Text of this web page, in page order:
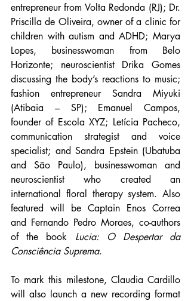
entrepreneur from Volta Redonda (RJ); Dr.
Priscilla de Oliveira, owner of a clinic for
children with autism and ADHD; Marya
Lopes, businesswoman from Belo
Horizonte; neuroscientist Drika Gomes
discussing the body’s reactions to music;
fashion entrepreneur Sandra Miyuki
(Atibaia – SP); Emanuel Campos,
founder of Escola XYZ; Letícia Pacheco,
communication strategist and voice
specialist; and Sandra Epstein (Ubatuba
and São Paulo), businesswoman and
neuroscientist who created an
international floral therapy system. Also
featured will be Captain Enos Correa
and Fernando Pedro Moraes, co-authors
of the book Lucia: O Despertar da
Consciência Suprema.
To mark this milestone, Claudia Cardillo
will also launch a new recording format